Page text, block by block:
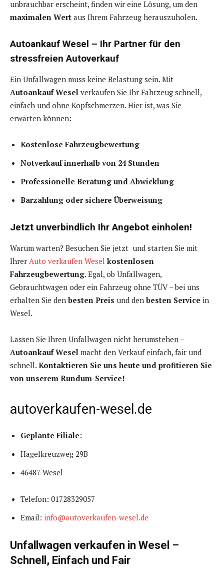
unbrauchbar erscheint, finden wir eine Lösung, um den
maximalen Wert aus Ihrem Fahrzeug herauszuholen.
Autoankauf Wesel – Ihr Partner für den
stressfreien Autoverkauf
Ein Unfallwagen muss keine Belastung sein. Mit
Autoankauf Wesel verkaufen Sie Ihr Fahrzeug schnell,
einfach und ohne Kopfschmerzen. Hier ist, was Sie
erwarten können:
Kostenlose Fahrzeugbewertung
Notverkauf innerhalb von 24 Stunden
Professionelle Beratung und Abwicklung
Barzahlung oder sichere Überweisung
Jetzt unverbindlich Ihr Angebot einholen!
Warum warten? Besuchen Sie jetzt und starten Sie mit
Ihrer Auto verkaufen Wesel kostenlosen
Fahrzeugbewertung. Egal, ob Unfallwagen,
Gebrauchtwagen oder ein Fahrzeug ohne TÜV – bei uns
erhalten Sie den besten Preis und den besten Service in
Wesel.
Lassen Sie Ihren Unfallwagen nicht herumstehen –
Autoankauf Wesel macht den Verkauf einfach, fair und
schnell. Kontaktieren Sie uns heute und profitieren Sie
von unserem Rundum-Service!
autoverkaufen-wesel.de
Geplante Filiale:
Hagelkreuzweg 29B
46487 Wesel
Telefon: 01728329057
Email: info@autoverkaufen-wesel.de
Unfallwagen verkaufen in Wesel –
Schnell, Einfach und Fair